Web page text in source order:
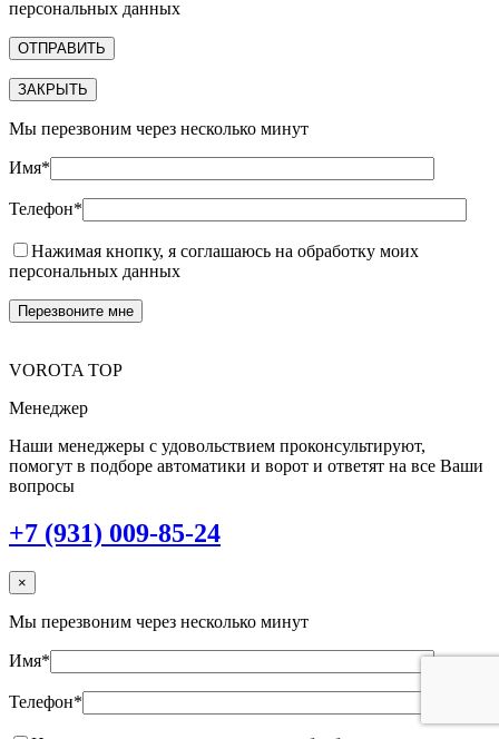
персональных данных
ЗАКРЫТЬ
Мы перезвоним через несколько минут
Имя*
Телефон*
Нажимая кнопку, я соглашаюсь на обработку моих
персональных данных
VOROTA TOP
Менеджер
Наши менеджеры с удовольствием проконсультируют,
помогут в подборе автоматики и ворот и ответят на все Ваши
вопросы
+7 (931) 009-85-24
×
Мы перезвоним через несколько минут
Имя*
Телефон*